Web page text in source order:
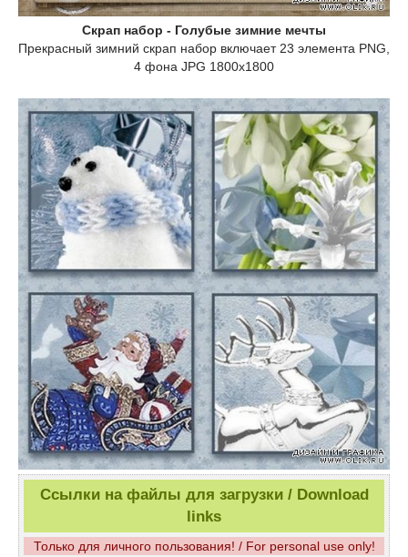
Скрап набор - Голубые зимние мечты
Прекрасный зимний скрап набор включает 23 элемента PNG,
4 фона JPG 1800х1800
Ссылки на файлы для загрузки / Download
links
Только для личного пользования! / For personal use only!